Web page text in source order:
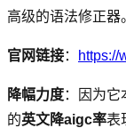
高级的语法修正器
官网链接： https://
降幅力度：因为
的英文降aigc率表